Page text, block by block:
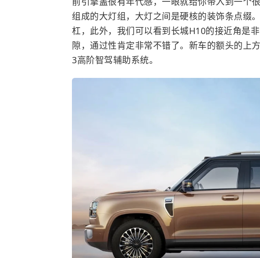
组成的大灯组，大灯之间是硬核的装饰条点缀
杠，此外，我们可以看到长城H10的接近角是
隙，通过性肯定非常不错了。新车的额头的上
3高阶智驾辅助系统。